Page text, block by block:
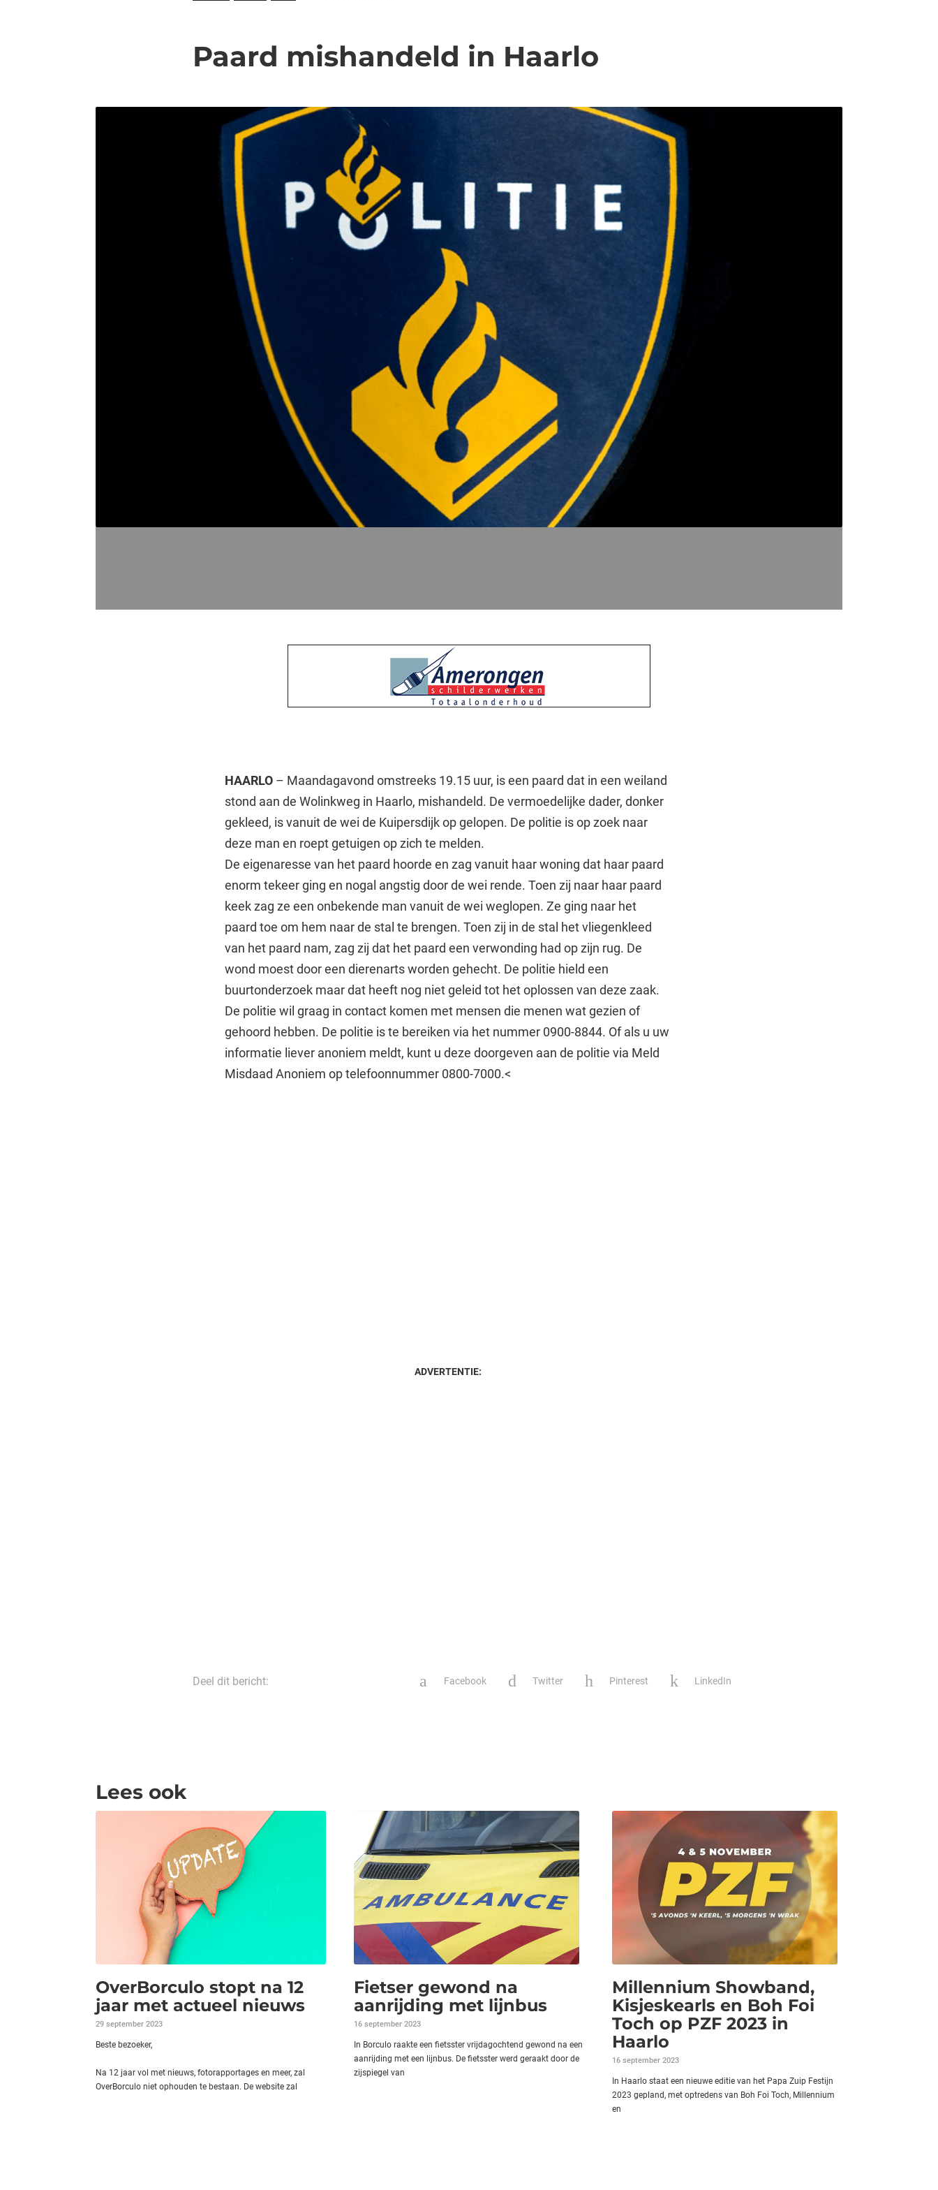
Paard mishandeld in Haarlo
HAARLO – Maandagavond omstreeks 19.15 uur, is een paard dat in een weiland
stond aan de Wolinkweg in Haarlo, mishandeld. De vermoedelijke dader, donker
gekleed, is vanuit de wei de Kuipersdijk op gelopen. De politie is op zoek naar
deze man en roept getuigen op zich te melden.
De eigenaresse van het paard hoorde en zag vanuit haar woning dat haar paard
enorm tekeer ging en nogal angstig door de wei rende. Toen zij naar haar paard
keek zag ze een onbekende man vanuit de wei weglopen. Ze ging naar het
paard toe om hem naar de stal te brengen. Toen zij in de stal het vliegenkleed
van het paard nam, zag zij dat het paard een verwonding had op zijn rug. De
wond moest door een dierenarts worden gehecht. De politie hield een
buurtonderzoek maar dat heeft nog niet geleid tot het oplossen van deze zaak.
De politie wil graag in contact komen met mensen die menen wat gezien of
gehoord hebben. De politie is te bereiken via het nummer 0900-8844. Of als u uw
informatie liever anoniem meldt, kunt u deze doorgeven aan de politie via Meld
Misdaad Anoniem op telefoonnummer 0800-7000.<
ADVERTENTIE:
Deel dit bericht: Facebook Twitter Pinterest LinkedIn
Lees ook
OverBorculo stopt na 12
jaar met actueel nieuws
29 september 2023
Beste bezoeker,
Na 12 jaar vol met nieuws, fotorapportages en meer, zal
OverBorculo niet ophouden te bestaan. De website zal
Fietser gewond na
aanrijding met lijnbus
16 september 2023
In Borculo raakte een fietsster vrijdagochtend gewond na een
aanrijding met een lijnbus. De fietsster werd geraakt door de
zijspiegel van
Millennium Showband,
Kisjeskearls en Boh Foi
Toch op PZF 2023 in
Haarlo
16 september 2023
In Haarlo staat een nieuwe editie van het Papa Zuip Festijn
2023 gepland, met optredens van Boh Foi Toch, Millennium
en